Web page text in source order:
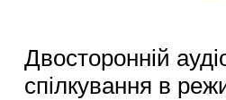
Двосторонній
спілкування в